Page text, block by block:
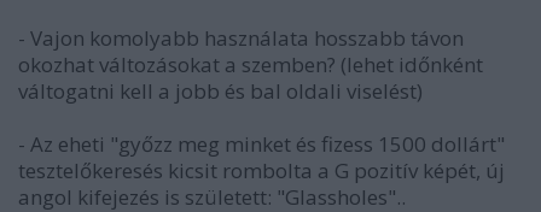
- Vajon komolyabb használata hosszabb távon
okozhat változásokat a szemben? (lehet időnként
váltogatni kell a jobb és bal oldali viselést)
- Az eheti "győzz meg minket és fizess 1500 dollárt"
tesztelőkeresés kicsit rombolta a G pozitív képét, új
angol kifejezés is született: "Glassholes"..